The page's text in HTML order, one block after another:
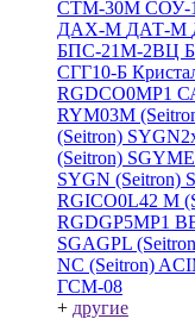
СТМ-30М СОУ-1
ДАХ-М ДАТ-М
БПС-21М-2ВЦ
СГГ10-Б
RGDCO0MP1
RYM03M
(Seitron)
(Seitron)
SYGN (Seitron)
RGICO0L42 M
RGDGP5MP1
SGAGPL
NC (Seitron)
ГСМ-08
+ другие